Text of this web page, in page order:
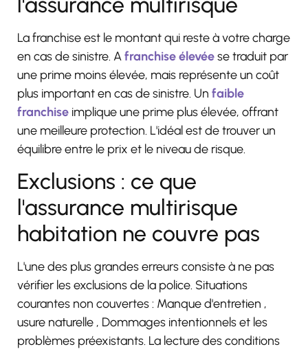
La franchise est le montant qui reste à votre charge
en cas de sinistre. Afranchise élevéese traduit par
une prime moins élevée, mais représente un coût
plus important en cas de sinistre. Un faible
franchise implique une prime plus élevée, offrant
une meilleure protection. L'idéal est de trouver un
équilibre entre le prix et le niveau de risque.
Exclusions : ce que
l'assurance multirisque
habitation ne couvre pas
L'une des plus grandes erreurs consiste à ne pas
vérifier les exclusions de la police. Situations
courantes non couvertes : Manque d'entretien ,
usure naturelle , Dommages intentionnelset les
problèmes préexistants. La lecture des conditions